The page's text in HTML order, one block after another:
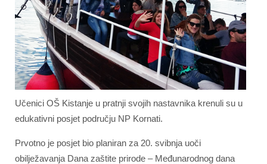
Učenici OŠ Kistanje u pratnji svojih nastavnika krenuli su u
edukativni posjet području NP Kornati.
Prvotno je posjet bio planiran za 20. svibnja uoči
obilježavanja Dana zaštite prirode – Međunarodnog dana